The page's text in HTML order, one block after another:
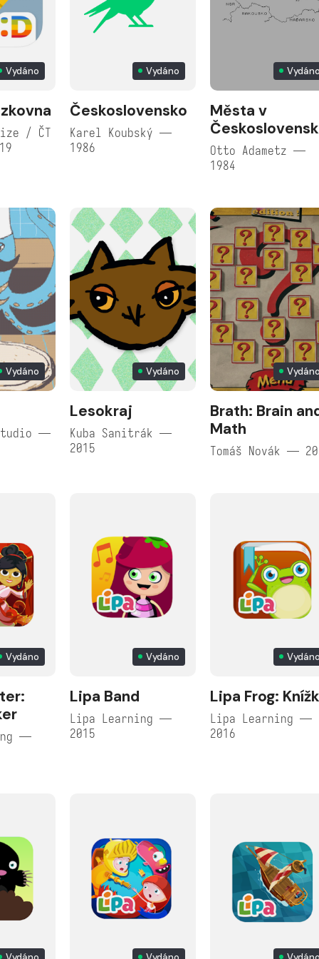
Vydáno
/ ČT
Vydáno
Československo
Karel Koubský —
1986
Města v
Otto Adametz —
1984
Vydáno
—
Vydáno
Lesokraj
Kuba Sanitrák —
2015
Brath: Brain
Math
Tomáš Novák —
Vydáno
—
Vydáno
Lipa Band
Lipa Learning —
2015
Lipa Frog:
Lipa Learning —
2016